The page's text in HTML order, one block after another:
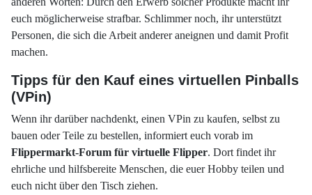
euch möglicherweise strafbar. Schlimmer noch, ihr unterstützt
Personen, die sich die Arbeit anderer aneignen und damit Profit
machen.
Tipps für den Kauf eines virtuellen Pinballs
(VPin)
Wenn ihr darüber nachdenkt, einen VPin zu kaufen, selbst zu
bauen oder Teile zu bestellen, informiert euch vorab im
Flippermarkt-Forum für virtuelle Flipper. Dort findet ihr
ehrliche und hilfsbereite Menschen, die euer Hobby teilen und
euch nicht über den Tisch ziehen.